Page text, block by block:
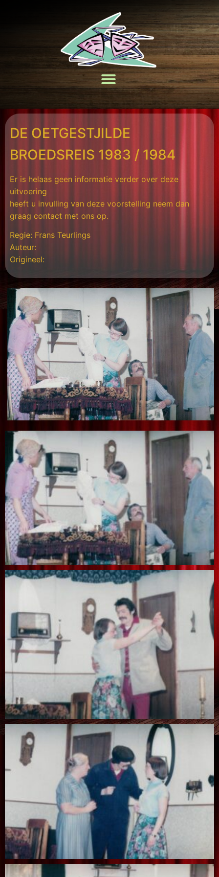
DE OETGESTJILDE
BROEDSREIS 1983 / 1984
Er is helaas geen informatie verder over deze
uitvoering
heeft u invulling van deze voorstelling neem dan
graag contact met ons op.
Regie: Frans Teurlings
Auteur:
Origineel: